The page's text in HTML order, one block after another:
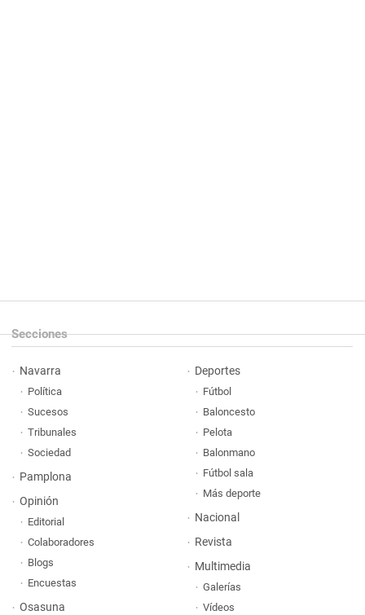
Secciones
Navarra
Política
Sucesos
Tribunales
Sociedad
Pamplona
Opinión
Editorial
Colaboradores
Blogs
Encuestas
Osasuna
Deportes
Fútbol
Baloncesto
Pelota
Balonmano
Fútbol sala
Más deporte
Nacional
Revista
Multimedia
Galerías
Vídeos